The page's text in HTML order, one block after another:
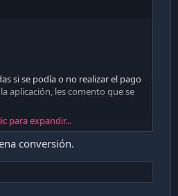
si se podía o no realizar el pago
aplicación, les comento que se
deuda en dólares" aparece
arriba
lo vendían a $923 para hoy
al 31/05/2024 : $917) y puede
para expandir...
conversión.